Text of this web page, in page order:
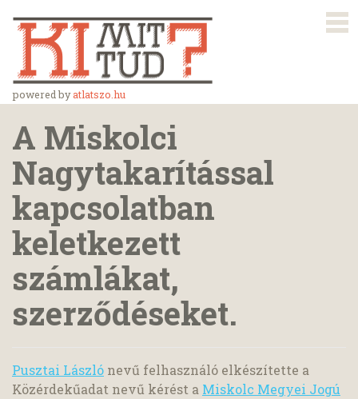
powered byatlatszo.hu
A Miskolci
Nagytakarítással
kapcsolatban
keletkezett
számlákat,
szerződéseket.
Pusztai László nevű felhasználó elkészítette a
Közérdekűadat nevű kérést a Miskolc Megyei Jogú